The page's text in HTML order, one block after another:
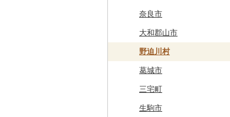
鶴居村
釧路市
苫前町
当別町
占冠村
上士幌町
三沢市
西目屋村
仙台市
大河原町
角田市
涌谷町
東松島市
山形市
三川町
大江町
米沢市
三島町
桑折町
矢吹町
国見町
檜枝岐村
喜多方市
石岡市
茨城県（県庁）
坂東市
小美玉市
日立市
大子町
大泉町
長野原町
中之条町
志木市
北本市
桶川市
加須市
三郷市
八潮市
野田市
山武市
鴨川市
印西市
神崎町
船橋市
新宿区
江東区
青梅市
国立市
品川区
福生市
厚木市
海老名市
相模原市
座間市
二宮町
箕輪町
駒ヶ根市
王滝村
千曲市
辰野町
茅野市
笠松町
東白川村
土岐市
岐阜県（県庁）
下呂市
多治見市
御前崎市
東伊豆町
西伊豆町
清水町
南伊豆町
松崎町
瀬戸市
大府市
半田市
あま市
岩倉市
小牧市
高槻市
豊中市
箕面市
太子町
岬町
千早赤阪村
淡路市
丹波篠山市
香美町
芦屋市
神戸市
川西市
奈良市
大和郡山市
野迫川村
葛城市
三宅町
生駒市